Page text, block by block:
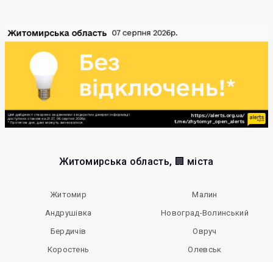
Житомирська область, 🏢 міста
Житомир
Андрушівка
Бердичів
Коростень
Малин
Новоград-Волинський
Овруч
Олевськ